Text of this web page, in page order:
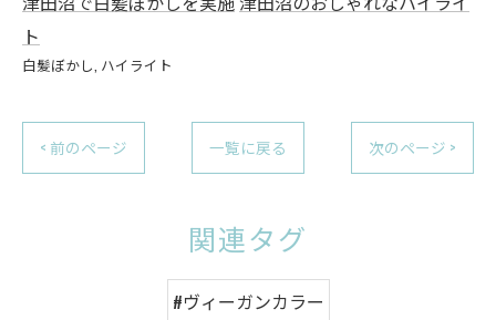
ト
白髪ぼかし ハイライト
< 前のページ 一覧に戻る 次のページ >
関連タグ
#ヴィーガンカラー